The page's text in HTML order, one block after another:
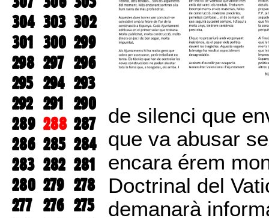
304 303 302
301 300 299
298 297 296
295 294 293
292 291 290
289 288 287
286 285 284
283 282 281
280 279 278
277 276 275
de silenci que
que va abusar
encara érem
Doctrinal del
demanarà